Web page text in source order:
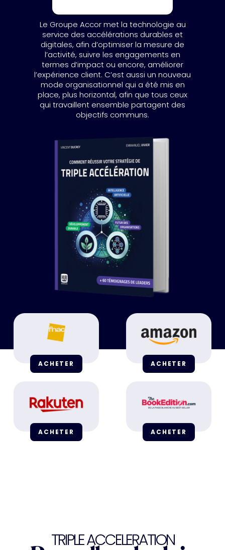
Le Groupe Accor met la technologie au
service des accélérations durables et
digitales, afin d’optimiser la mesure de
l’activité, suivre les engagements en
termes d’impact ou encore, améliorer
l’expérience client. C’est aussi un nouveau
mode organisationnel qui a été mis en
place, plus horizontal, afin que tous ceux
qui travaillent ensemble partagent des
objectifs communs.
ACHETER ACHETER
ACHETER ACHETER
TRIPLE ACCELERATION